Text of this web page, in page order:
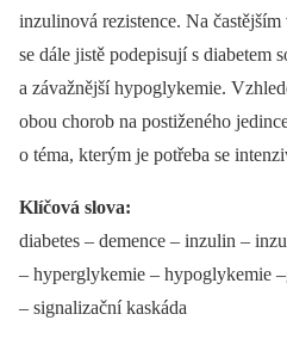
inzulinová rezistence. Na
se dále jistě podepisují s diabetem
a závažnější hypoglykemie.
obou chorob na postiženého
o téma, kterým je potřeba se
Klíčová slova:
diabetes –⁠ demence –⁠ inzulin –⁠
–⁠ hyperglykemie –⁠ hypoglykemie
–⁠ signalizační kaskáda